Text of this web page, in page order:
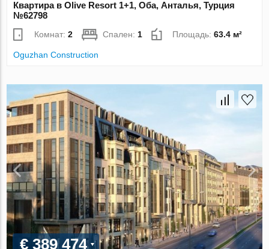
Квартира в Olive Resort 1+1, Оба, Анталья, Турция
№62798
Комнат:2 Спален: 1 Площадь:63.4 м²
Oguzhan Construction
€ 389 474